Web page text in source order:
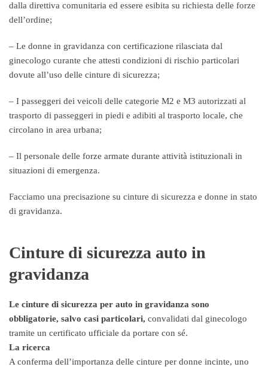
dalla direttiva comunitaria ed essere esibita su richiesta delle forze
dell’ordine;
– Le donne in gravidanza con certificazione rilasciata dal
ginecologo curante che attesti condizioni di rischio particolari
dovute all’uso delle cinture di sicurezza;
– I passeggeri dei veicoli delle categorie M2 e M3 autorizzati al
trasporto di passeggeri in piedi e adibiti al trasporto locale, che
circolano in area urbana;
– Il personale delle forze armate durante attività istituzionali in
situazioni di emergenza.
Facciamo una precisazione su cinture di sicurezza e donne in stato
di gravidanza.
Cinture di sicurezza auto in
gravidanza
Le cinture di sicurezza per auto in gravidanza sono
obbligatorie, salvo casi particolari, convalidati dal ginecologo
tramite un certificato ufficiale da portare con sé.
La ricerca
A conferma dell’importanza delle cinture per donne incinte, uno